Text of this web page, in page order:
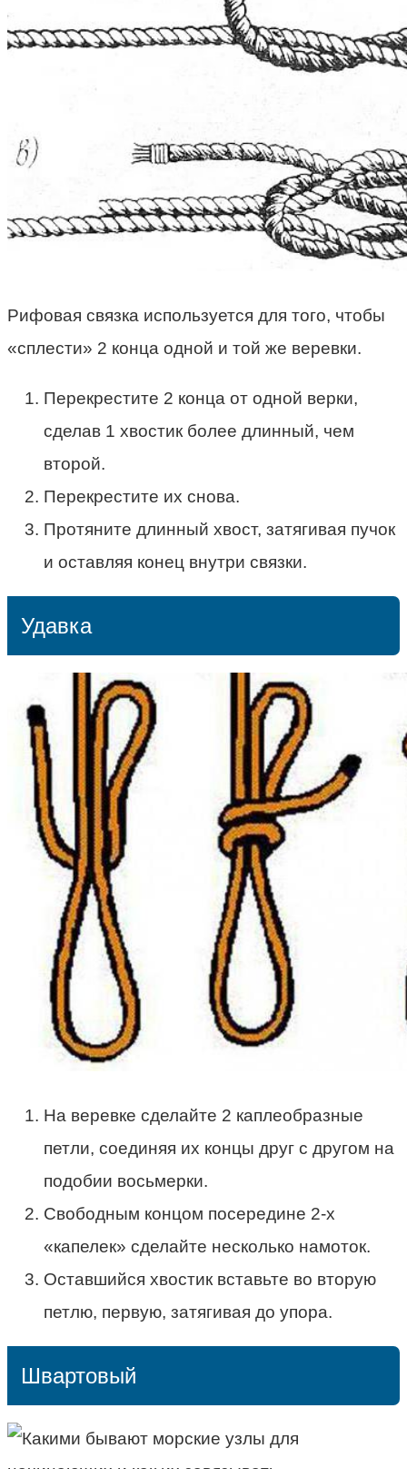
Рифовая связка используется для того, чтобы
«сплести» 2 конца одной и той же веревки.
Перекрестите 2 конца от одной верки,
сделав 1 хвостик более длинный, чем
второй.
Перекрестите их снова.
Протяните длинный хвост, затягивая пучок
и оставляя конец внутри связки.
Удавка
На веревке сделайте 2 каплеобразные
петли, соединяя их концы друг с другом на
подобии восьмерки.
Свободным концом посередине 2-х
«капелек» сделайте несколько намоток.
Оставшийся хвостик вставьте во вторую
петлю, первую, затягивая до упора.
Швартовый